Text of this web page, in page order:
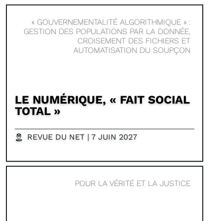
« GOUVERNEMENTALITÉ ALGORITHMIQUE » :
GESTION DES POPULATIONS PAR LA DONNÉE,
CROISEMENT DES FICHIERS ET
AUTOMATISATION DU SOUPÇON
LE NUMÉRIQUE, « FAIT SOCIAL
TOTAL »
REVUE DU NET | 7 JUIN 2027
POUR LA VÉRITÉ ET LA JUSTICE